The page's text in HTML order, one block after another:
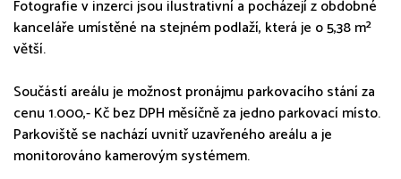
Fotografie v inzerci jsou ilustrativní a pocházejí z obdobné
kanceláře umístěné na stejném podlaží, která je o 5,38 m²
větší.
Součástí areálu je možnost pronájmu parkovacího stání za
cenu 1.000,- Kč bez DPH měsíčně za jedno parkovací místo.
Parkoviště se nachází uvnitř uzavřeného areálu a je
monitorováno kamerovým systémem.